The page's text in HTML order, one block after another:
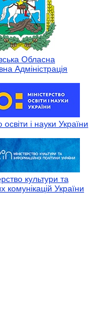
Обласна
Адмiнiстрацiя
освіти і науки України
культури та
комунікацій України